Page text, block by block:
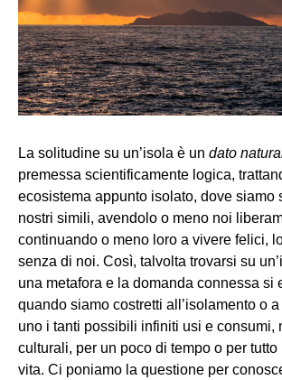
La solitudine su un’isola è un dato
premessa scientificamente logica,
ecosistema appunto isolato, dove siamo
nostri simili, avendolo o meno noi
continuando o meno loro a vivere felici,
senza di noi. Così, talvolta trovarsi su
una metafora e la domanda connessa si
quando siamo costretti all’isolamento o
uno i tanti possibili infiniti usi e consumi,
culturali, per un poco di tempo o per
vita. Ci poniamo la questione per